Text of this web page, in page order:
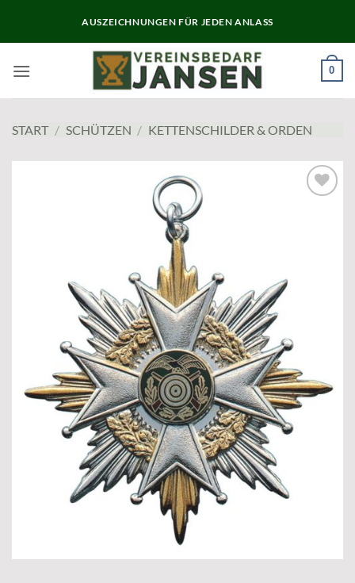
AUSZEICHNUNGEN FÜR JEDEN ANLASS
0
START / SCHÜTZEN / KETTENSCHILDER & ORDEN